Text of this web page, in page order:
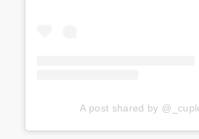
A post shared by